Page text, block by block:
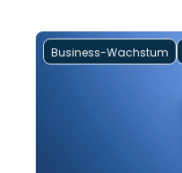
Business-Wachstum